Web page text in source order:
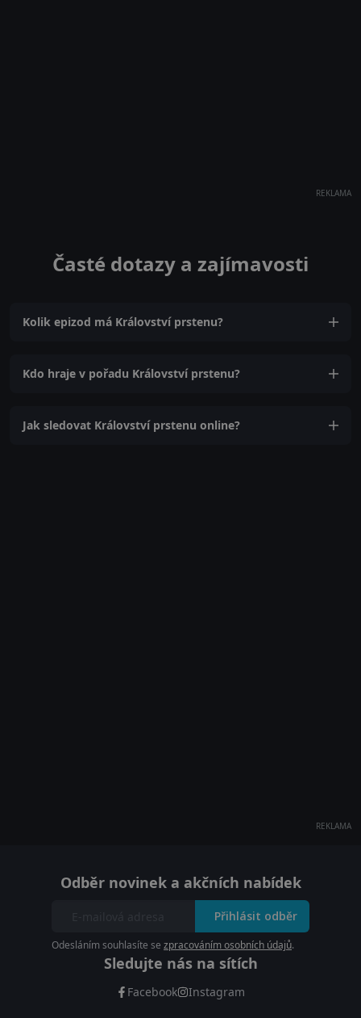
REKLAMA
Časté dotazy a zajímavosti
Kolik epizod má Království prstenu?
Kdo hraje v pořadu Království prstenu?
Jak sledovat Království prstenu online?
REKLAMA
Odběr novinek a akčních nabídek
Přihlásit odběr
Odesláním souhlasíte se zpracováním osobních údajů.
Sledujte nás na sítích
Facebook Instagram